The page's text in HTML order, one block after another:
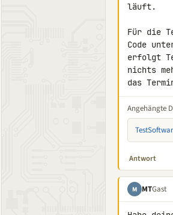
läuft.
Für die
Code
erfolgt
nichts
das
Angehängte
Antwort
M MTGast